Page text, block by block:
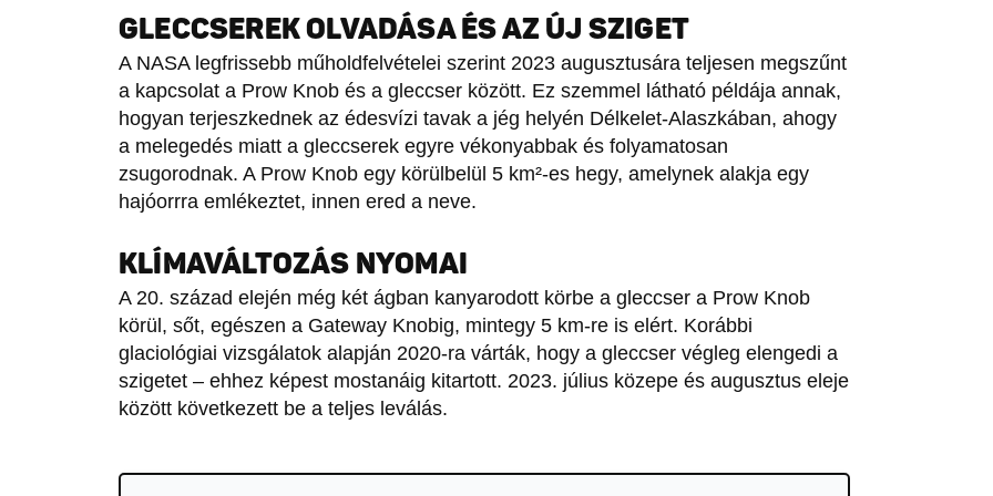
GLECCSEREK OLVADÁSA ÉS AZ ÚJ SZIGET
A NASA legfrissebb műholdfelvételei szerint 2023 augusztusára teljesen megszűnt
a kapcsolat a Prow Knob és a gleccser között. Ez szemmel látható példája annak,
hogyan terjeszkednek az édesvízi tavak a jég helyén Délkelet-Alaszkában, ahogy
a melegedés miatt a gleccserek egyre vékonyabbak és folyamatosan
zsugorodnak. A Prow Knob egy körülbelül 5 km²-es hegy, amelynek alakja egy
hajóorrra emlékeztet, innen ered a neve.
KLÍMAVÁLTOZÁS NYOMAI
A 20. század elején még két ágban kanyarodott körbe a gleccser a Prow Knob
körül, sőt, egészen a Gateway Knobig, mintegy 5 km-re is elért. Korábbi
glaciológiai vizsgálatok alapján 2020-ra várták, hogy a gleccser végleg elengedi a
szigetet – ehhez képest mostanáig kitartott. 2023. július közepe és augusztus eleje
között következett be a teljes leválás.